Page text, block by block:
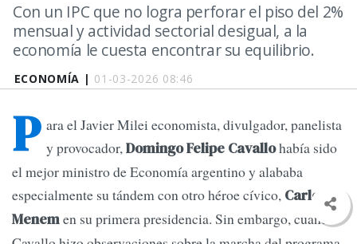
ECONOMÍA | 01-03-2026 08:46
Con un IPC que no logra perforar el piso del 2%
mensual y actividad sectorial desigual, a la
economía le cuesta encontrar su equilibrio.
P ara el Javier Milei economista, divulgador, panelista
y provocador,Domingo Felipe Cavallohabía sido
el mejor ministro de Economía argentino y alababa
especialmente su tándem con otro héroe cívico, Carlos
Menemen su primera presidencia. Sin embargo, cuando